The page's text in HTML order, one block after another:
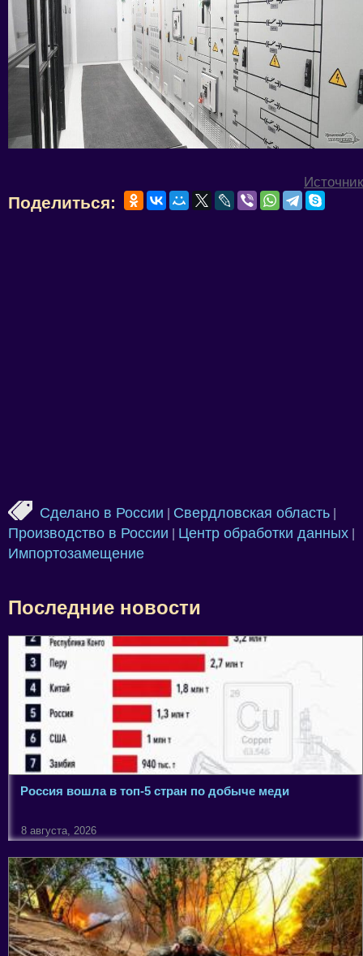
Источник
Поделиться:
Сделано в России Свердловская область
Производство в России Центр обработки данных
Импортозамещение
Последние новости
Россия вошла в топ-5 стран по добыче меди
8 августа, 2026